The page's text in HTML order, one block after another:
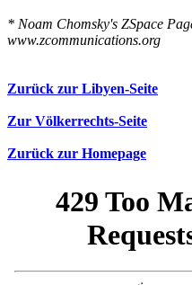
* Noam Chomsky's ZSpace
www.zcommunications.org
Zurück zur Libyen-Seite
Zur Völkerrechts-Seite
Zurück zur Homepage